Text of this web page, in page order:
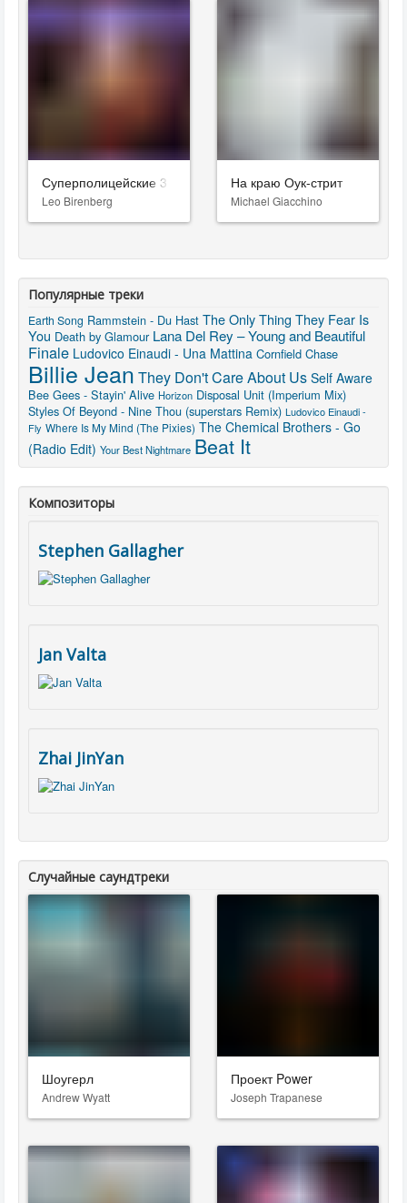
Суперполицейские 3
Leo Birenberg
На краю Оук-стрит
Michael Giacchino
Популярные треки
Earth Song Rammstein - Du Hast The Only Thing They Fear Is
You Death by Glamour Lana Del Rey – Young and Beautiful
Finale Ludovico Einaudi - Una Mattina Cornfield Chase
Billie Jean They Don't Care About Us Self Aware
Bee Gees - Stayin' Alive Horizon Disposal Unit (Imperium Mix)
Styles Of Beyond - Nine Thou (superstars Remix) Ludovico Einaudi -
Fly Where Is My Mind (The Pixies) The Chemical Brothers - Go
(Radio Edit) Your Best Nightmare Beat It
Композиторы
Stephen Gallagher
Jan Valta
Zhai JinYan
Случайные саундтреки
Шоугерл
Andrew Wyatt
Проект Power
Joseph Trapanese